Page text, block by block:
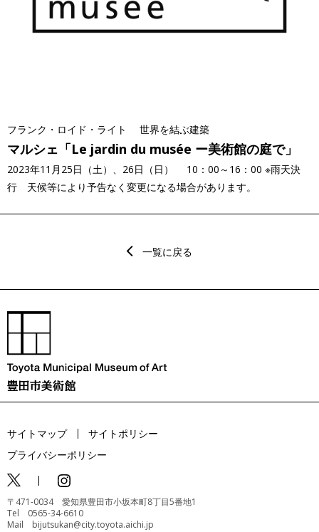
フランク・ロイド・ライト 世界を結ぶ建築
マルシェ「Le jardin du musée ー美術館の庭で」
2023年11月25日（土）、26日（日） 10：00～16：00 ※雨天決
行 天候等により予告なく変更になる場合があります。
一覧に戻る
サイトマップ
サイトポリシー
プライバシーポリシー
〒471-0034 愛知県豊田市小坂本町8丁目5番地1
Tel 0565-34-6610
Mail bijutsukan@city.toyota.aichi.jp